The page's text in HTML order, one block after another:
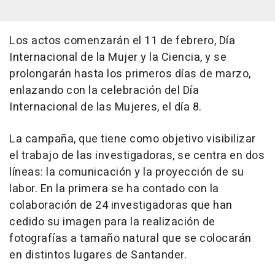
Los actos comenzarán el 11 de febrero, Día
Internacional de la Mujer y la Ciencia, y se
prolongarán hasta los primeros días de marzo,
enlazando con la celebración del Día
Internacional de las Mujeres, el día 8.
La campaña, que tiene como objetivo visibilizar
el trabajo de las investigadoras, se centra en dos
líneas: la comunicación y la proyección de su
labor. En la primera se ha contado con la
colaboración de 24 investigadoras que han
cedido su imagen para la realización de
fotografías a tamaño natural que se colocarán
en distintos lugares de Santander.